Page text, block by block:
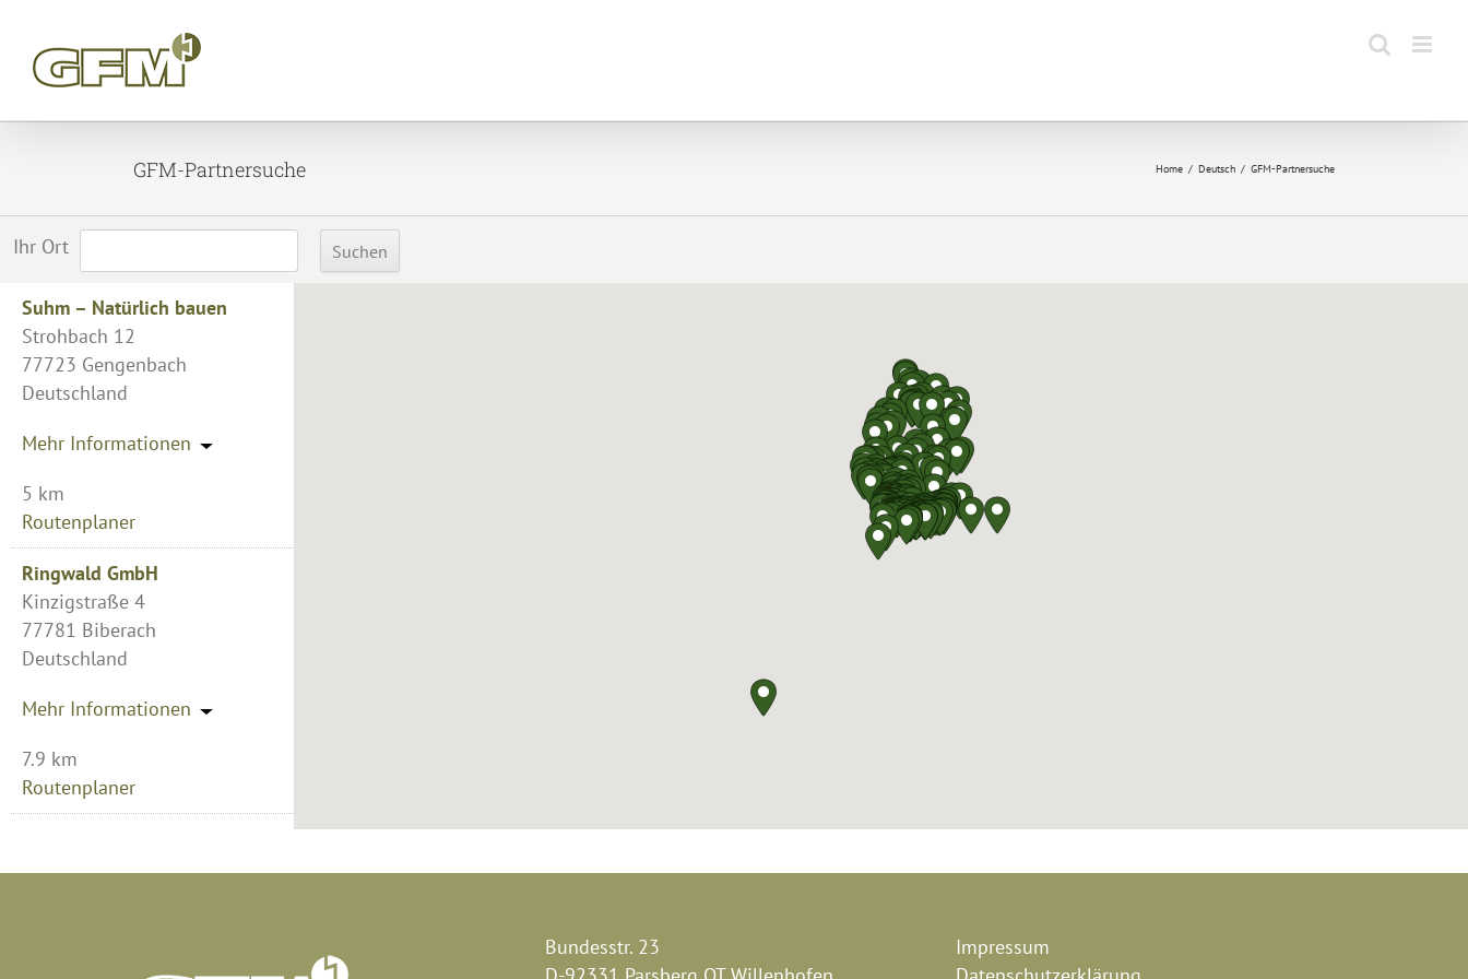
content
GFM-Partnersuche Home Deutsch GFM-Partnersuche
Ihr Ort
Suhm – Natürlich bauen
Strohbach 12
77723 Gengenbach
Deutschland
Mehr Informationen
5 km
Routenplaner
Ringwald GmbH
Kinzigstraße 4
77781 Biberach
Deutschland
Mehr Informationen
7.9 km
Routenplaner
Bruno-Lenz-Str. 13
Bundesstr. 23
Impressum